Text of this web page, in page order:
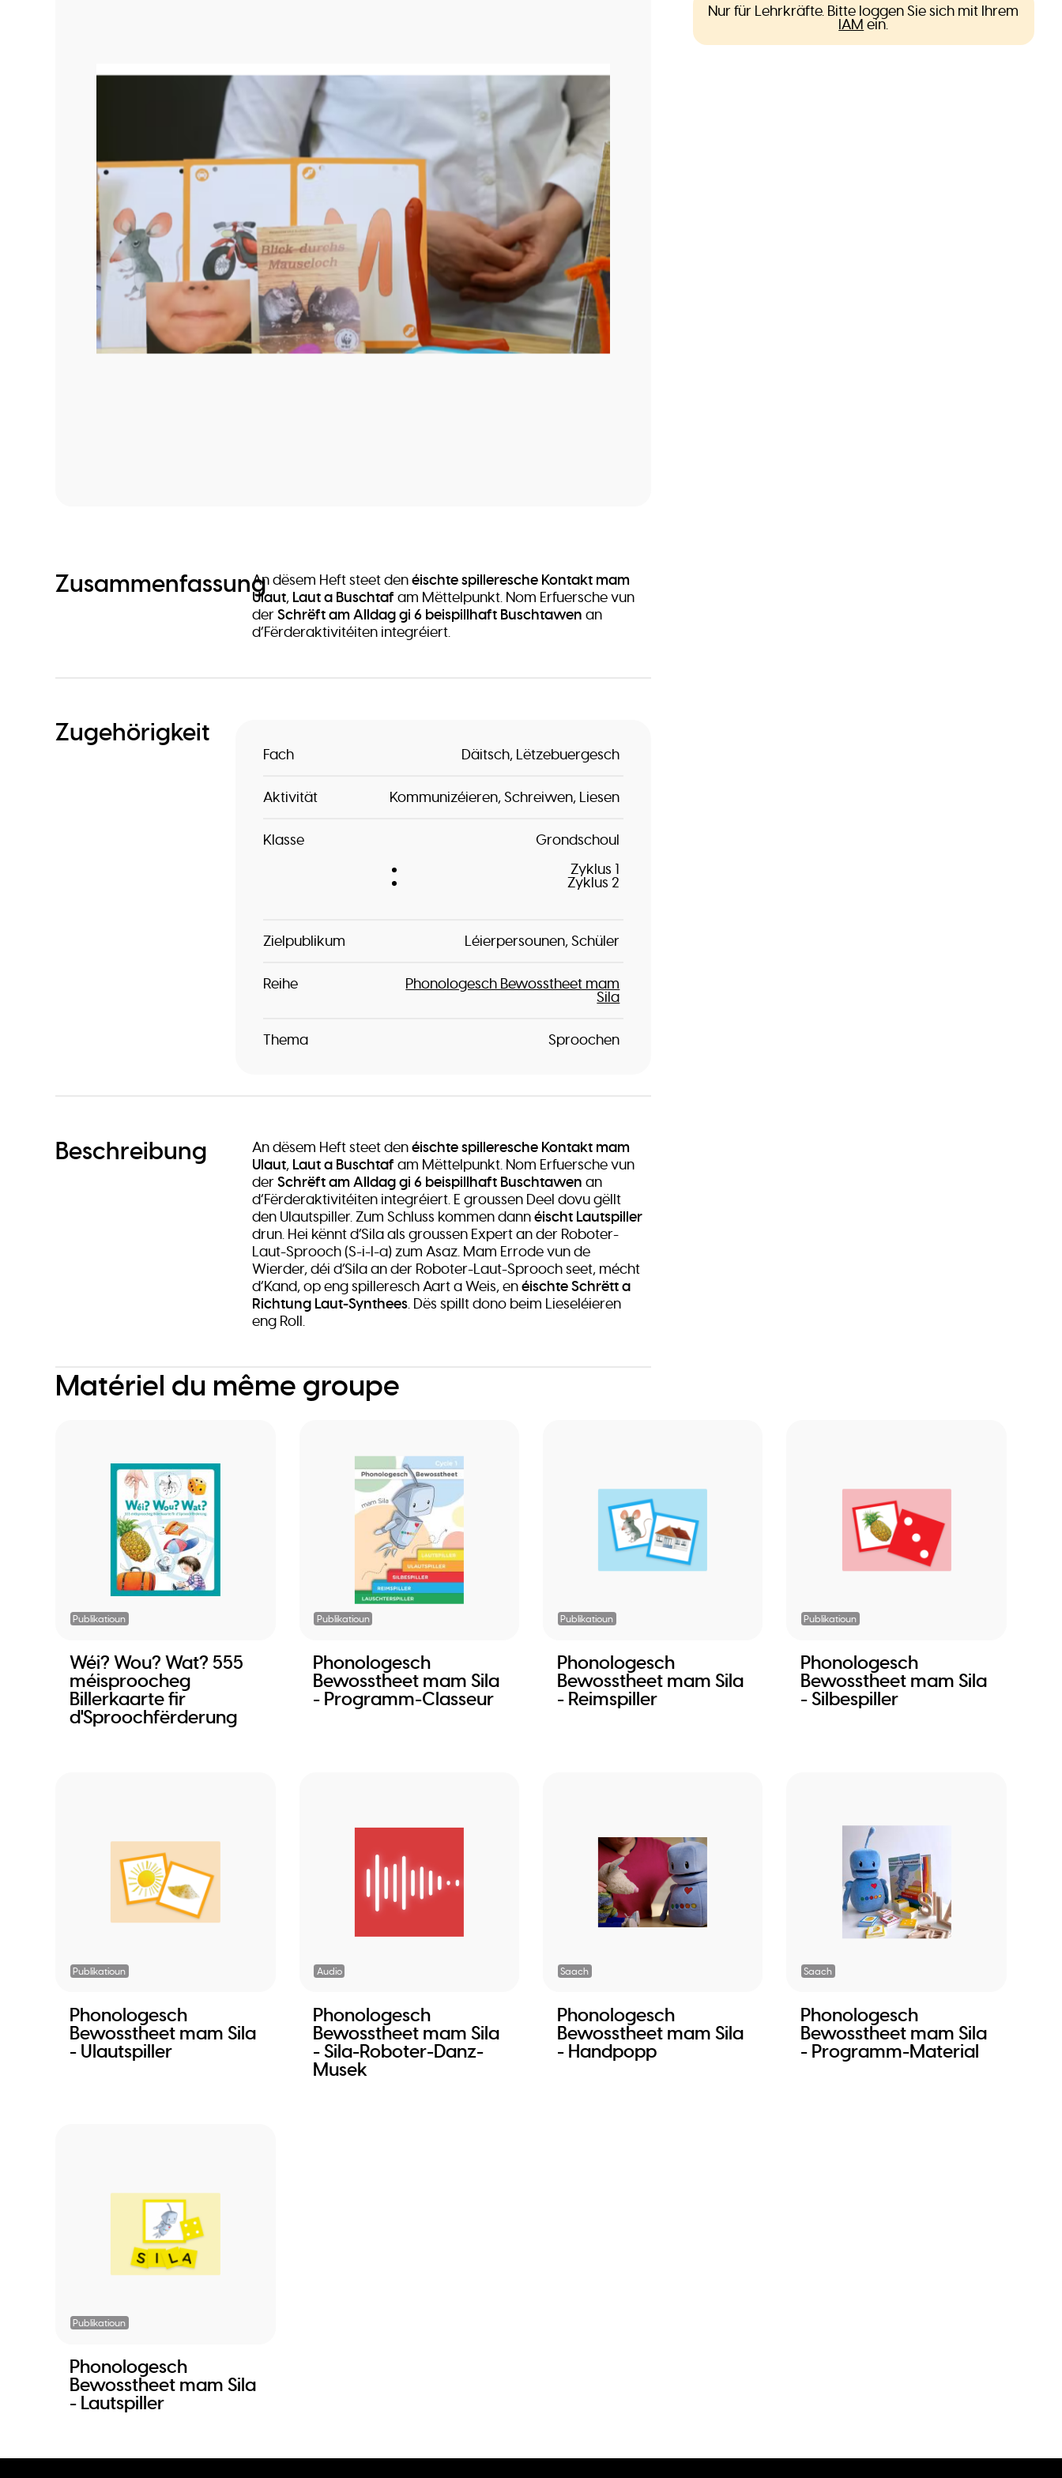
ZusammenfassungAn dësem Heft steet denéischte spilleresche Kontakt mam
Ulaut, Laut a Buschtaf am Mëttelpunkt. Nom Erfuersche vun
derSchrëft am Alldag gi 6 beispillhaft Buschtawen an
d’Fërderaktivitéiten integréiert.
Zugehörigkeit
Fach Däitsch Lëtzebuergesch
Aktivität Kommunizéieren Schreiwen Liesen
Klasse
Grondschoul
Zyklus 1
Zyklus 2
Zielpublikum Léierpersounen Schüler
Reihe Phonologesch Bewosstheet mam
Sila
Thema Sproochen
Beschreibung An dësem Heft steet denéischte spilleresche Kontakt mam
Ulaut, Laut a Buschtaf am Mëttelpunkt. Nom Erfuersche vun
derSchrëft am Alldag gi 6 beispillhaft Buschtawen an
d’Fërderaktivitéiten integréiert. E groussen Deel dovu gëllt
den Ulautspiller. Zum Schluss kommen dannéischt Lautspiller
drun. Hei kënnt d’Sila als groussen Expert an der Roboter-
Laut-Sprooch (S-i-l-a) zum Asaz. Mam Errode vun de
Wierder, déi d’Sila an der Roboter-Laut-Sprooch seet, mécht
d’Kand, op eng spilleresch Aart a Weis, enéischte Schrëtt a
Richtung Laut-Synthees. Dës spillt dono beim Lieseléieren
eng Roll.
Nur für Lehrkräfte. Bitte loggen Sie sich mit Ihrem
IAM ein.
Matériel du même groupe
Publikatioun
Wéi? Wou? Wat? 555
méisproocheg
Billerkaarte fir
d'Sproochfërderung
Publikatioun
Phonologesch
Bewosstheet mam Sila
- Programm-Classeur
Publikatioun
Phonologesch
Bewosstheet mam Sila
- Reimspiller
Publikatioun
Phonologesch
Bewosstheet mam Sila
- Silbespiller
Publikatioun
Phonologesch
Bewosstheet mam Sila
- Ulautspiller
Audio
Phonologesch
Bewosstheet mam Sila
- Sila-Roboter-Danz-
Musek
Saach
Phonologesch
Bewosstheet mam Sila
- Handpopp
Saach
Phonologesch
Bewosstheet mam Sila
- Programm-Material
Publikatioun
Phonologesch
Bewosstheet mam Sila
- Lautspiller